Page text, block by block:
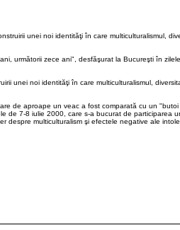
unei noi identităţi în care multiculturalismul,
următorii zece ani", desfăşurat la Bucureşti în
unei noi identităţi în care multiculturalismul,
de aproape un veac a fost comparată cu un
7-8 iulie 2000, care s-a bucurat de participarea
despre multiculturalism şi efectele negative ale